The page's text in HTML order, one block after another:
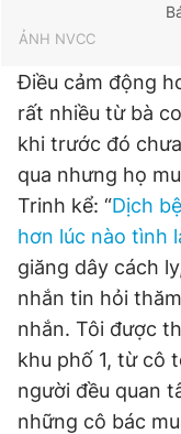
ẢNH NVCC
Điều cảm động
rất nhiều từ bà
khi trước đó
qua nhưng họ
Trinh kể: “Dịch
hơn lúc nào tình
giăng dây cách
nhắn tin hỏi
nhắn. Tôi được
khu phố 1, từ cô
người đều quan
những cô bác